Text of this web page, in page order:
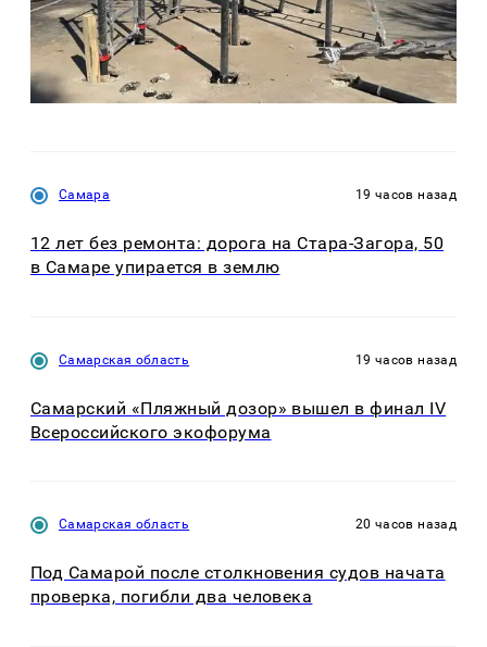
Самара 19 часов назад
12 лет без ремонта: дорога на Стара-Загора, 50
в Самаре упирается в землю
Самарская область 19 часов назад
Самарский «Пляжный дозор» вышел в финал IV
Всероссийского экофорума
Самарская область 20 часов назад
Под Самарой после столкновения судов начата
проверка, погибли два человека